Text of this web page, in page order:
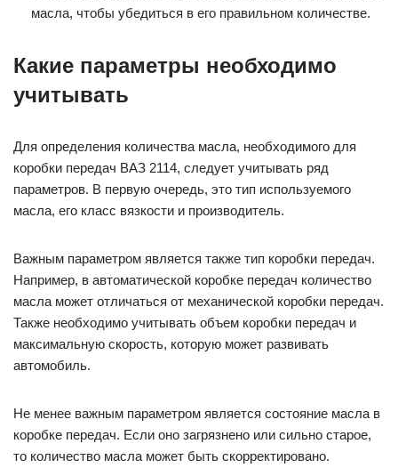
масла, чтобы убедиться в его правильном количестве.
Какие параметры необходимо
учитывать
Для определения количества масла, необходимого для
коробки передач ВАЗ 2114, следует учитывать ряд
параметров. В первую очередь, это тип используемого
масла, его класс вязкости и производитель.
Важным параметром является также тип коробки передач.
Например, в автоматической коробке передач количество
масла может отличаться от механической коробки передач.
Также необходимо учитывать объем коробки передач и
максимальную скорость, которую может развивать
автомобиль.
Не менее важным параметром является состояние масла в
коробке передач. Если оно загрязнено или сильно старое,
то количество масла может быть скорректировано.